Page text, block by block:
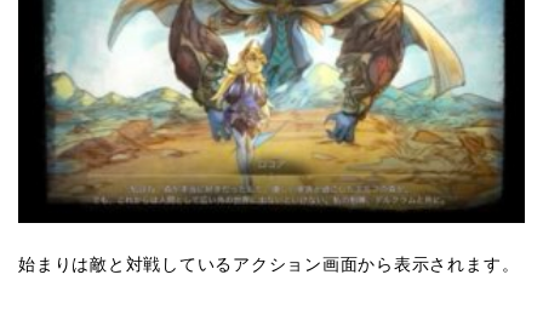
始まりは敵と対戦しているアクション画面から表示されます。